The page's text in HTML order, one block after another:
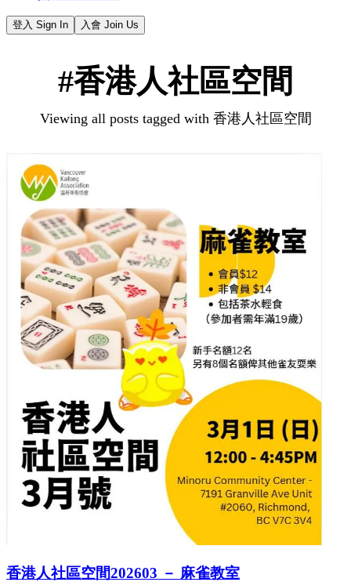
登入 Sign In 入會 Join Us
#香港人社區空間
Viewing all posts tagged with 香港人社區空間
香港人社區空間202603 － 麻雀教室